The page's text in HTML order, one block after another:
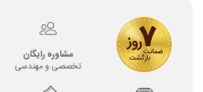
مشاوره رایگان
تخصصی و مهندسی